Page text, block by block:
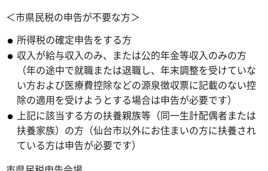
＜市県民税の申告が不要な方＞
所得税の確定申告をする方
収入が給与収入のみ、または公的年金等収入のみの方
（年の途中で就職または退職し、年末調整を受けていな
い方および医療費控除などの源泉徴収票に記載のない控
除の適用を受けようとする場合は申告が必要です）
上記に該当する方の扶養親族等（同一生計配偶者または
扶養家族）の方（仙台市以外にお住まいの方に扶養され
ている方は申告が必要です）